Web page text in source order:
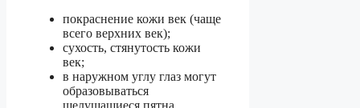
покраснение кожи век (чаще
всего верхних век);
сухость, стянутость кожи
век;
в наружном углу глаз могут
образовываться